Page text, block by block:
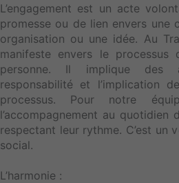
L’engagement est un acte
promesse ou de lien envers une
organisation ou une idée. Au
manifeste envers le processus
personne. Il implique des
responsabilité et l’implication
processus. Pour notre
l’accompagnement au quotidien
respectant leur rythme. C’est un
social.
L’harmonie :